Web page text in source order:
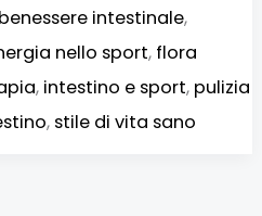
benessere intestinale,
nello sport, flora
, intestino e sport, pulizia
, stile di vita sano